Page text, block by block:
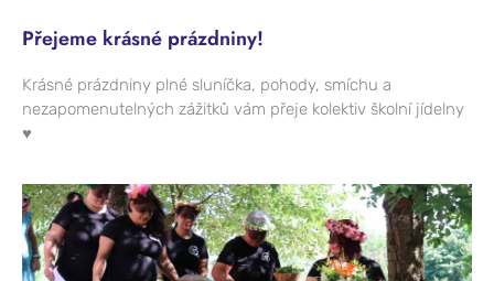
Přejeme krásné prázdniny!
Krásné prázdniny plné sluníčka, pohody, smíchu a
nezapomenutelných zážitků vám přeje kolektiv školní jídelny
♥